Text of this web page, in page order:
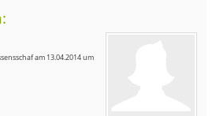
am 13.04.2014 um